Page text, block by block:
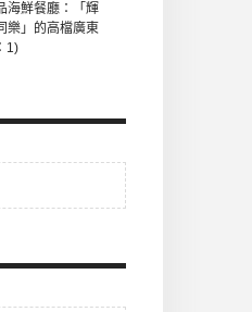
海鮮餐廳：「輝
樂」的高檔廣東
1)